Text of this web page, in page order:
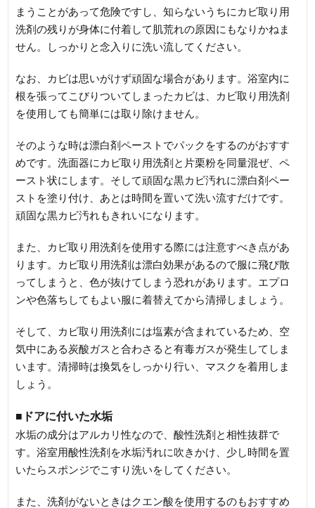
まうことがあって危険ですし、知らないうちにカビ取り用
洗剤の残りが身体に付着して肌荒れの原因にもなりかねま
せん。しっかりと念入りに洗い流してください。
なお、カビは思いがけず頑固な場合があります。浴室内に
根を張ってこびりついてしまったカビは、カビ取り用洗剤
を使用しても簡単には取り除けません。
そのような時は漂白剤ペーストでパックをするのがおすす
めです。洗面器にカビ取り用洗剤と片栗粉を同量混ぜ、ペ
ースト状にします。そして頑固な黒カビ汚れに漂白剤ペー
ストを塗り付け、あとは時間を置いて洗い流すだけです。
頑固な黒カビ汚れもきれいになります。
また、カビ取り用洗剤を使用する際には注意すべき点があ
ります。カビ取り用洗剤は漂白効果があるので服に飛び散
ってしまうと、色が抜けてしまう恐れがあります。エプロ
ンや色落ちしてもよい服に着替えてから清掃しましょう。
そして、カビ取り用洗剤には塩素が含まれているため、空
気中にある炭酸ガスと合わさると有毒ガスが発生してしま
います。清掃時は換気をしっかり行い、マスクを着用しま
しょう。
■ドアに付いた水垢
水垢の成分はアルカリ性なので、酸性洗剤と相性抜群で
す。浴室用酸性洗剤を水垢汚れに吹きかけ、少し時間を置
いたらスポンジでこすり洗いをしてください。
また、洗剤がないときはクエン酸を使用するのもおすすめ